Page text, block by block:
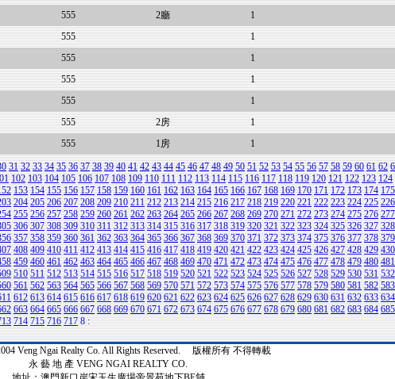
555 2廳 1
555 1
555 1
555 1
555 1
555 2房 1
555 1房 1
31 32 33 34 35 36 37 38 39 40 41 42 43 44 45 46 47 48 49 50 51 52 53 54 55 56 57 58 59 60 61 62
102 103 104 105 106 107 108 109 110 111 112 113 114 115 116 117 118 119 120 121 122 123 124
153 154 155 156 157 158 159 160 161 162 163 164 165 166 167 168 169 170 171 172 173 174 175
204 205 206 207 208 209 210 211 212 213 214 215 216 217 218 219 220 221 222 223 224 225 226
255 256 257 258 259 260 261 262 263 264 265 266 267 268 269 270 271 272 273 274 275 276 277
306 307 308 309 310 311 312 313 314 315 316 317 318 319 320 321 322 323 324 325 326 327 328
357 358 359 360 361 362 363 364 365 366 367 368 369 370 371 372 373 374 375 376 377 378 379
408 409 410 411 412 413 414 415 416 417 418 419 420 421 422 423 424 425 426 427 428 429 430
459 460 461 462 463 464 465 466 467 468 469 470 471 472 473 474 475 476 477 478 479 480 481
510 511 512 513 514 515 516 517 518 519 520 521 522 523 524 525 526 527 528 529 530 531 532
561 562 563 564 565 566 567 568 569 570 571 572 573 574 575 576 577 578 579 580 581 582 583
612 613 614 615 616 617 618 619 620 621 622 623 624 625 626 627 628 629 630 631 632 633 634
663 664 665 666 667 668 669 670 671 672 673 674 675 676 677 678 679 680 681 682 683 684 685
714 715 716 717 8 :
Veng Ngai Realty Co. All Rights Reserved. 版權所有 不得轉載
永 藝 地 產 VENG NGAI REALTY CO.